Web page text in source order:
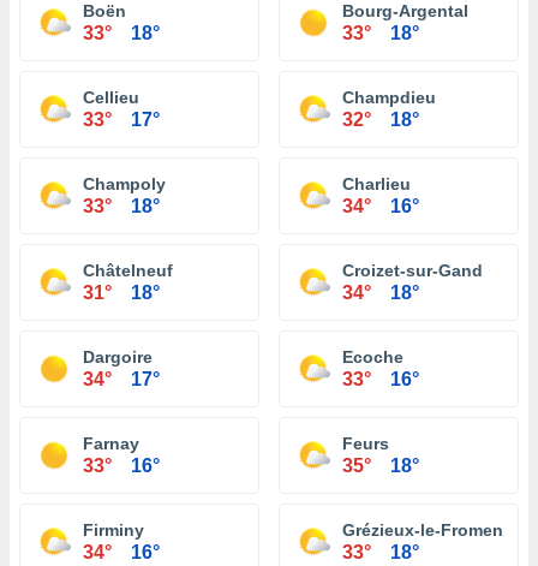
Boën
33° 18°
Bourg-Argental
33° 18°
Cellieu
33° 17°
Champdieu
32° 18°
Champoly
33° 18°
Charlieu
34° 16°
Châtelneuf
31° 18°
Croizet-sur-Gand
34° 18°
Dargoire
34° 17°
Ecoche
33° 16°
Farnay
33° 16°
Feurs
35° 18°
Firminy
34° 16°
Grézieux-le-Fromental
33° 18°